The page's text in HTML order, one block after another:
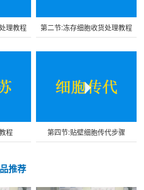
理教程 第二节:冻存细胞收货处理教程
程 第四节:贴壁细胞传代步骤
推荐